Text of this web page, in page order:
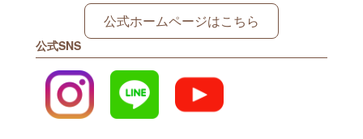
公式ホームページはこちら
公式SNS